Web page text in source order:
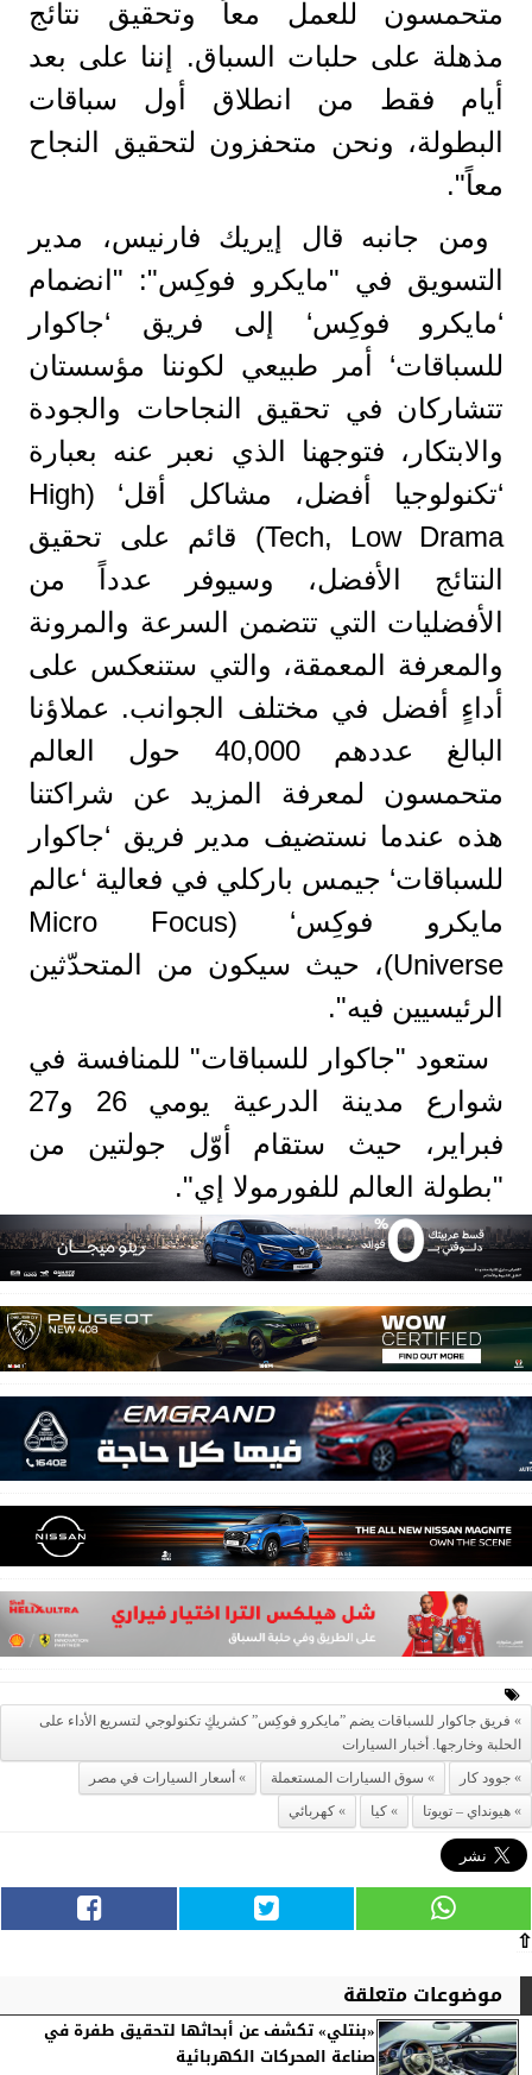
متحمسون للعمل معاً وتحقيق نتائج
مذهلة على حلبات السباق. إننا على بعد
أيام فقط من انطلاق أول سباقات
البطولة، ونحن متحفزون لتحقيق النجاح
معاً".
ومن جانبه قال إيريك فارنيس، مدير
التسويق في "مايكرو فوكِس": "انضمام
‘مايكرو فوكِس‘ إلى فريق ‘جاكوار
للسباقات‘ أمر طبيعي لكوننا مؤسستان
تتشاركان في تحقيق النجاحات والجودة
والابتكار، فتوجهنا الذي نعبر عنه بعبارة
‘تكنولوجيا أفضل، مشاكل أقل‘ (High
Tech, Low Drama) قائم على تحقيق
النتائج الأفضل، وسيوفر عدداً من
الأفضليات التي تتضمن السرعة والمرونة
والمعرفة المعمقة، والتي ستنعكس على
أداءٍ أفضل في مختلف الجوانب. عملاؤنا
البالغ عددهم 40,000 حول العالم
متحمسون لمعرفة المزيد عن شراكتنا
هذه عندما نستضيف مدير فريق ‘جاكوار
للسباقات‘ جيمس باركلي في فعالية ‘عالم
مايكرو فوكِس‘ (Micro Focus
Universe)، حيث سيكون من المتحدّثين
الرئيسيين فيه".
ستعود "جاكوار للسباقات" للمنافسة في
شوارع مدينة الدرعية يومي 26 و27
فبراير، حيث ستقام أوّل جولتين من
"بطولة العالم للفورمولا إي".
فريق جاكوار للسباقات يضم ”مايكرو فوكِس” كشريكٍ تكنولوجي لتسريع الأداء على
الحلبة وخارجها. أخبار السيارات
جوود كار
سوق السيارات المستعملة
أسعار السيارات في مصر
هيونداي – تويوتا
كيا كهربائي
⇧
موضوعات متعلقة
«بنتلي» تكشف عن أبحاثها لتحقيق طفرة في
صناعة المحركات الكهربائية